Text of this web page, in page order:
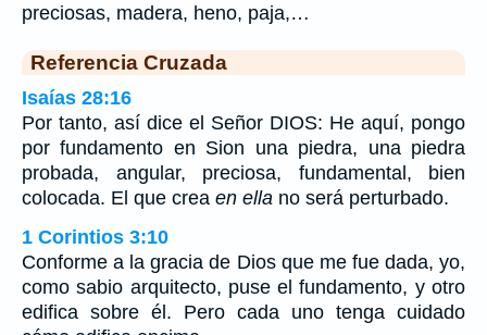
preciosas, madera, heno, paja,…
Referencia Cruzada
Isaías 28:16
Por tanto, así dice el Señor DIOS: He aquí, pongo
por fundamento en Sion una piedra, una piedra
probada, angular, preciosa, fundamental, bien
colocada. El que crea en ella no será perturbado.
1 Corintios 3:10
Conforme a la gracia de Dios que me fue dada, yo,
como sabio arquitecto, puse el fundamento, y otro
edifica sobre él. Pero cada uno tenga cuidado